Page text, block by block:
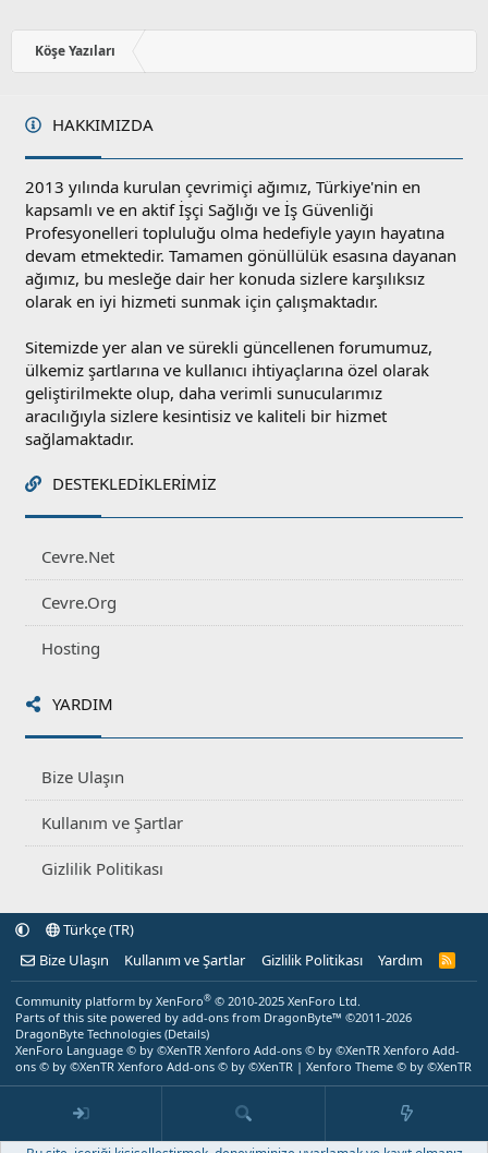
Köşe Yazıları
HAKKIMIZDA
2013 yılında kurulan çevrimiçi ağımız, Türkiye'nin en
kapsamlı ve en aktif İşçi Sağlığı ve İş Güvenliği
Profesyonelleri topluluğu olma hedefiyle yayın hayatına
devam etmektedir. Tamamen gönüllülük esasına dayanan
ağımız, bu mesleğe dair her konuda sizlere karşılıksız
olarak en iyi hizmeti sunmak için çalışmaktadır.
Sitemizde yer alan ve sürekli güncellenen forumumuz,
ülkemiz şartlarına ve kullanıcı ihtiyaçlarına özel olarak
geliştirilmekte olup, daha verimli sunucularımız
aracılığıyla sizlere kesintisiz ve kaliteli bir hizmet
sağlamaktadır.
DESTEKLEDIKLERIMIZ
Cevre.Net
Cevre.Org
Hosting
YARDIM
Bize Ulaşın
Kullanım ve Şartlar
Gizlilik Politikası
Türkçe (TR)
Bize Ulaşın
Kullanım ve Şartlar Gizlilik Politikası Yardım
R
Community platform by XenForo® © 2010-2025 XenForo Ltd.
Parts of this site powered by add-ons from DragonByte™ ©2011-2026
DragonByte Technologies (Details)
XenForo Language © by ©XenTR Xenforo Add-ons © by ©XenTR Xenforo Add-
ons © by ©XenTR Xenforo Add-ons © by ©XenTR | Xenforo Theme © by ©XenTR